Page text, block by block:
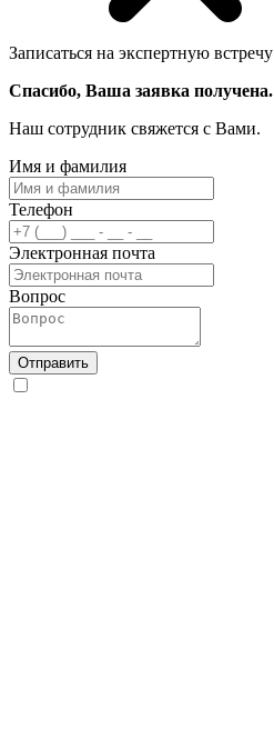
Записаться на экспертную встречу
Спасибо, Ваша заявка получена.
Наш сотрудник свяжется с Вами.
Имя и фамилия
Телефон
Электронная почта
Вопрос
Отправить